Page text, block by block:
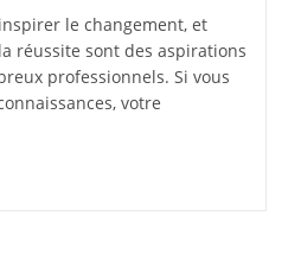
le changement, et
réussite sont des aspirations
professionnels. Si vous
votre